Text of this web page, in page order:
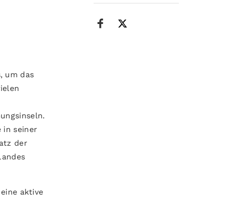
um das
in seiner
der
aktive